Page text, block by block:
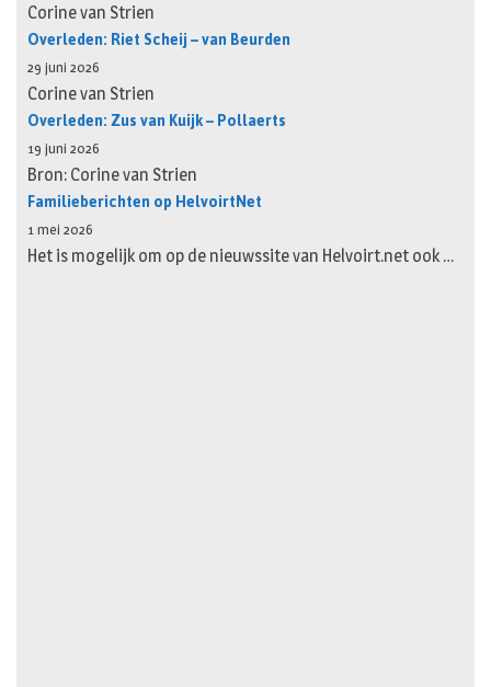
Corine van Strien
Overleden: Riet Scheij – van Beurden
29 juni 2026
Corine van Strien
Overleden: Zus van Kuijk – Pollaerts
19 juni 2026
Bron: Corine van Strien
Familieberichten op HelvoirtNet
1 mei 2026
Het is mogelijk om op de nieuwssite van Helvoirt.net ook …